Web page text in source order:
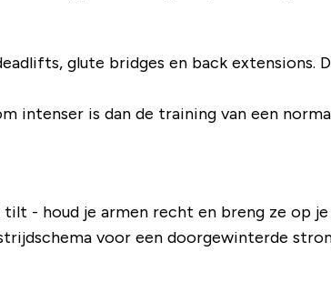
glute bridges en back extensions.
intenser is dan de training van een
- houd je armen recht en breng ze op
voor een doorgewinterde